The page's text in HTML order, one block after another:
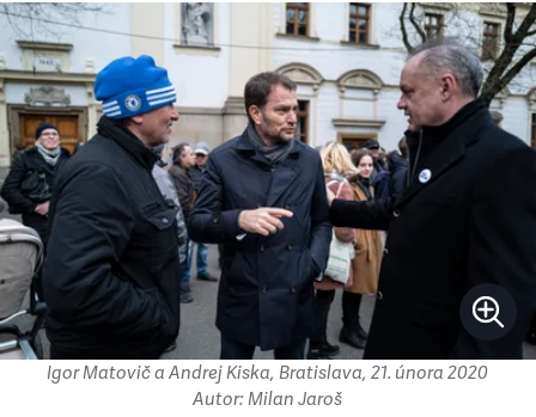
Igor Matovič a Andrej Kiska, Bratislava, 21. února 2020
Autor: Milan Jaroš